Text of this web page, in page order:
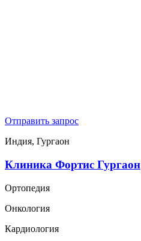
Отправить запрос
Индия, Гургаон
Клиника Фортис Гургаон
Ортопедия
Онкология
Кардиология